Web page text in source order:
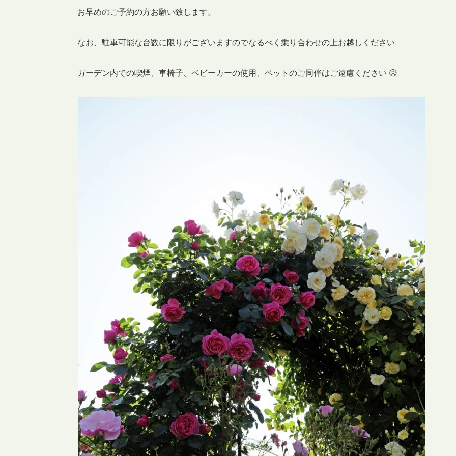
お早めのご予約の方お願い致します。
なお、駐車可能な台数に限りがございますのでなるべく乗り合わせの上お越しください
ガーデン内での喫煙、車椅子、ベビーカーの使用、ペットのご同伴はご遠慮ください 😥